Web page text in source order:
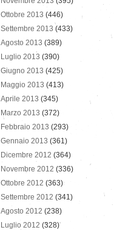
Ottobre 2013 (446)
Settembre 2013 (433)
Agosto 2013 (389)
Luglio 2013 (390)
Giugno 2013 (425)
Maggio 2013 (413)
Aprile 2013 (345)
Marzo 2013 (372)
Febbraio 2013 (293)
Gennaio 2013 (361)
Dicembre 2012 (364)
Novembre 2012 (336)
Ottobre 2012 (363)
Settembre 2012 (341)
Agosto 2012 (238)
Luglio 2012 (328)